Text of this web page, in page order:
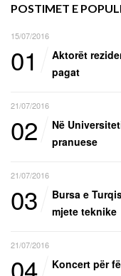
POSTIMET E
15/07/2016
01
Aktorët
pagat
21/07/2016
02
Në
pranuese
21/07/2016
03
Bursa e
mjete teknike
21/07/2016
Koncert për